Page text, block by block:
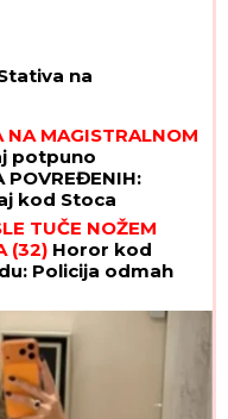
na
NA MAGISTRALNOM
potpuno
kod Stoca
TUČE NOŽEM
(32) Horor kod
Policija odmah